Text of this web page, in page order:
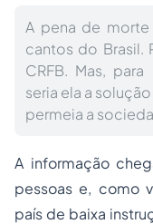
A pena de
cantos do Brasil.
CRFB. Mas,
seria ela a
permeia a
A informação
pessoas e, como
país de baixa